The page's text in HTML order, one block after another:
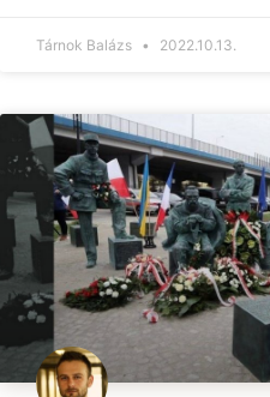
Tárnok Balázs 2022.10.13.